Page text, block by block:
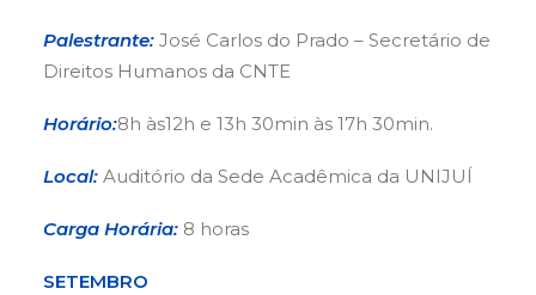
Palestrante: José Carlos do Prado – Secretário de
Direitos Humanos da CNTE
Horário:8h às12h e 13h 30min às 17h 30min.
Local: Auditório da Sede Acadêmica da UNIJUÍ
Carga Horária: 8 horas
SETEMBRO